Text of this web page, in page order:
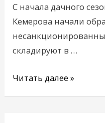
С начала дачного
Кемерова начали
складируют в …
дачниками
Читать далее »